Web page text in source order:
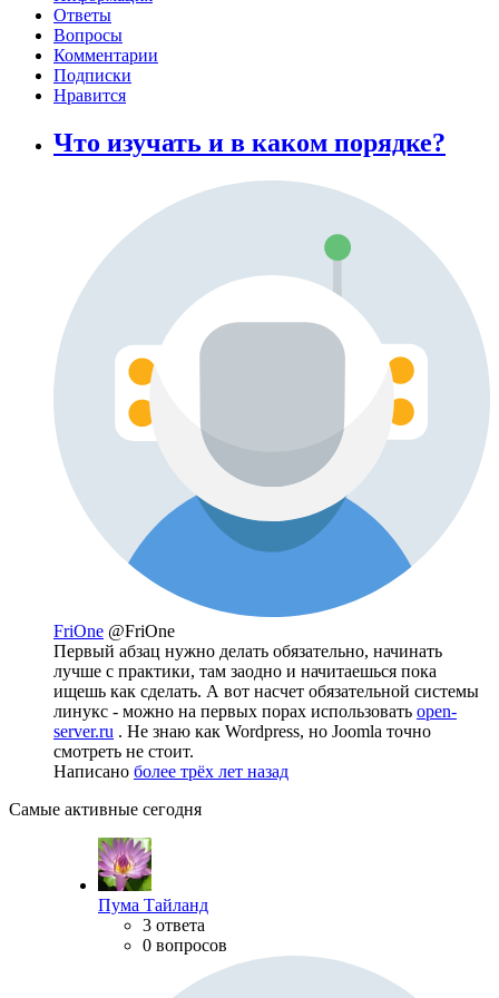
Ответы
Вопросы
Комментарии
Подписки
Нравится
Что изучать и в каком порядке?
FriOne @FriOne
Первый абзац нужно делать обязательно, начинать
лучше с практики, там заодно и начитаешься пока
ищешь как сделать. А вот насчет обязательной системы
линукс - можно на первых порах использовать open-
server.ru . Не знаю как Wordpress, но Joomla точно
смотреть не стоит.
Написано более трёх лет назад
Самые активные сегодня
Пума Тайланд
3 ответа
0 вопросов